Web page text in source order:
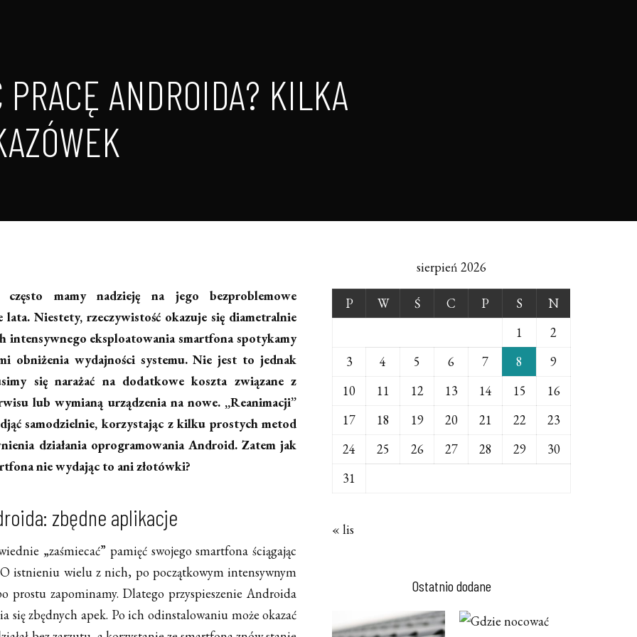
ANDROIDA? KILKA
mamy nadzieję na jego bezproblemowe
Niestety, rzeczywistość okazuje się diametralnie
intensywnego eksploatowania smartfona spotykamy
obniżenia wydajności systemu. Nie jest to jednak
się narażać na dodatkowe koszta związane z
lub wymianą urządzenia na nowe. „Reanimacji”
samodzielnie, korzystając z kilku prostych metod
działania oprogramowania Android. Zatem jak
nie wydając to ani złotówki?
zbędne aplikacje
„zaśmiecać” pamięć swojego smartfona ściągając
istnieniu wielu z nich, po początkowym intensywnym
prostu zapominamy. Dlatego przyspieszenie Androida
się zbędnych apek. Po ich odinstalowaniu może okazać
sierpień 2026
P W Ś C P S
N
1
2
3
4 5 6 7 8
9
10
11 12 13 14 15
16
17
18 19 20 21 22
23
24
25 26 27 28 29
30
31
« lis
Ostatnio dodane